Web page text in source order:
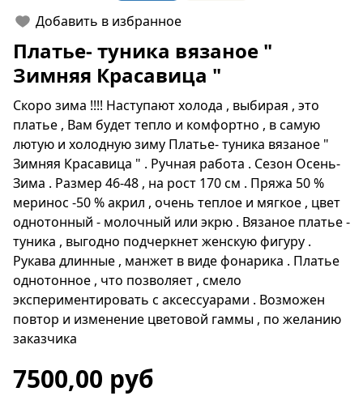
Добавить в избранное
Платье- туника вязаное "
Зимняя Красавица "
Скоро зима !!!! Наступают холода , выбирая , это
платье , Вам будет тепло и комфортно , в самую
лютую и холодную зиму Платье- туника вязаное "
Зимняя Красавица " . Ручная работа . Сезон Осень-
Зима . Размер 46-48 , на рост 170 см . Пряжа 50 %
меринос -50 % акрил , очень теплое и мягкое , цвет
однотонный - молочный или экрю . Вязаное платье -
туника , выгодно подчеркнет женскую фигуру .
Рукава длинные , манжет в виде фонарика . Платье
однотонное , что позволяет , смело
экспериментировать с аксессуарами . Возможен
повтор и изменение цветовой гаммы , по желанию
заказчика
7500,00 руб